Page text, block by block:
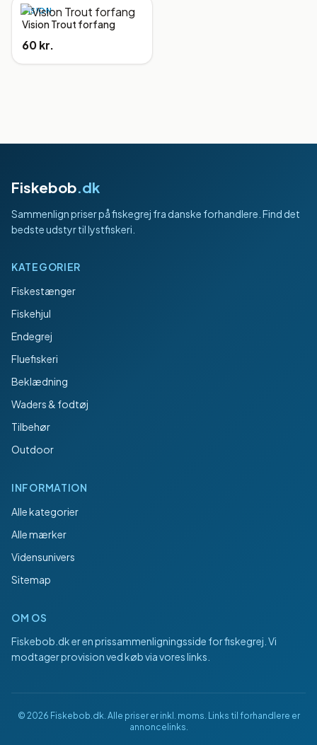
VISION
Vision Trout forfang
60 kr.
Fiskebob.dk
Sammenlign priser på fiskegrej fra danske forhandlere. Find det
bedste udstyr til lystfiskeri.
KATEGORIER
Fiskestænger
Fiskehjul
Endegrej
Fluefiskeri
Beklædning
Waders & fodtøj
Tilbehør
Outdoor
INFORMATION
Alle kategorier
Alle mærker
Vidensunivers
Sitemap
OM OS
Fiskebob.dker en prissammenligningsside for fiskegrej. Vi
modtager provision ved køb via vores links.
© 2026 Fiskebob.dk. Alle priser er inkl. moms. Links til forhandlere er
annoncelinks.